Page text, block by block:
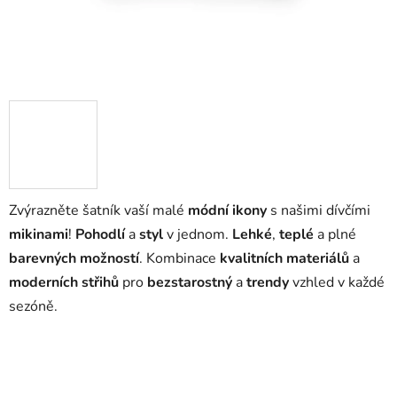
Zvýrazněte šatník vaší malé módní ikony s našimi dívčími
mikinami! Pohodlíastylv jednom. Lehké, teplé a plné
barevných možností. Kombinace kvalitních materiálů a
moderních střihů pro bezstarostný atrendyvzhled v každé
sezóně.